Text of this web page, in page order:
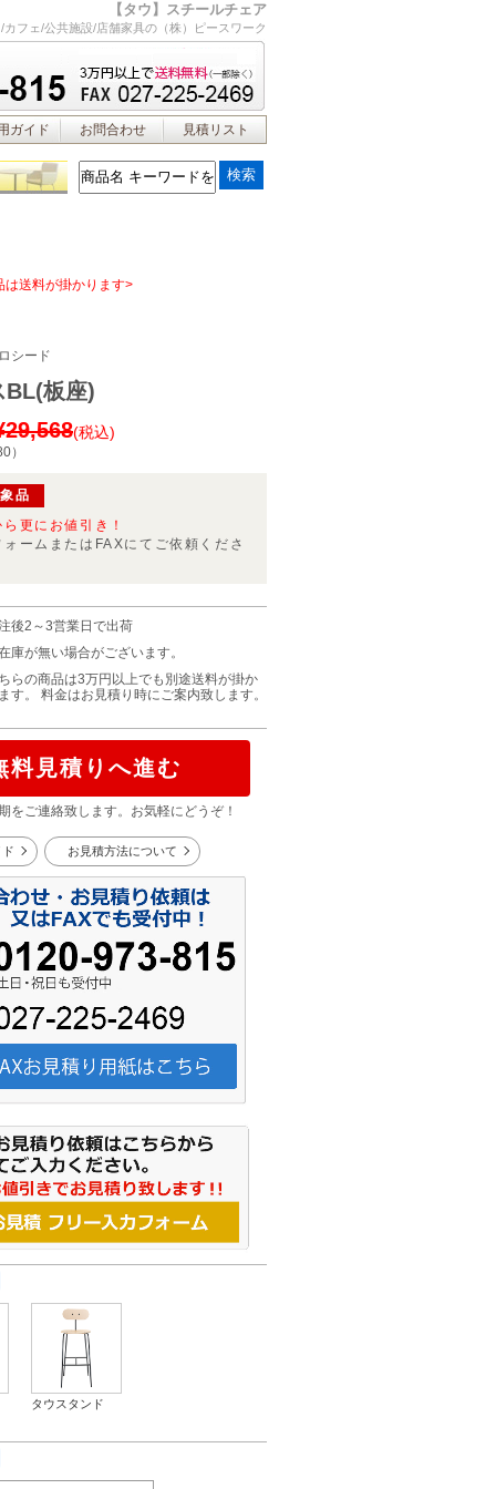
【タウ】スチールチェア
カフェ/公共施設/店舗家具の（株）ピースワーク
ガイド お問合わせ 見積リスト
は送料が掛かります>
シード
BL(板座)
(税込)
）
品
更にお値引き！
ームまたはFAXにてご依頼くださ
後2～3営業日で出荷
庫が無い場合がございます。
らの商品は3万円以上でも別途送料が掛か
す。 料金はお見積り時にご案内致します。
料見積りへ進む
をご連絡致します。お気軽にどうぞ！
お見積方法について
タウスタンド